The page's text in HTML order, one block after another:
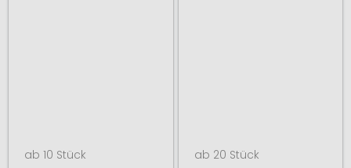
ab 10 Stück ab 20 Stück